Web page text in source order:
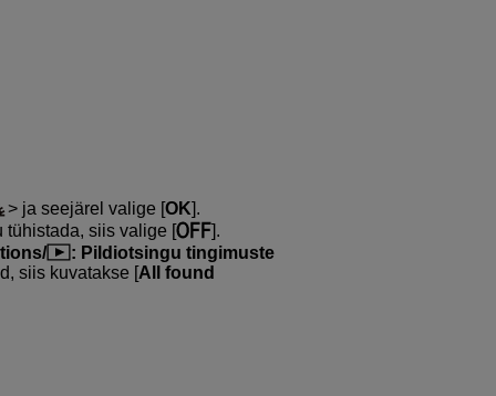
ja seejärel valige [OK].
tühistada, siis valige [
].
: Pildiotsingu tingimuste
siis kuvatakse [All found